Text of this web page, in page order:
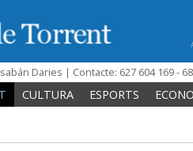
Daries | Contacte: 627 604 169 -
CULTURA ESPORTS